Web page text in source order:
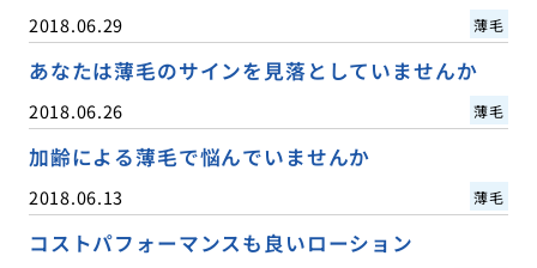
2018.06.29 薄毛
あなたは薄毛のサインを見落としていませんか
2018.06.26 薄毛
加齢による薄毛で悩んでいませんか
2018.06.13 薄毛
コストパフォーマンスも良いローション